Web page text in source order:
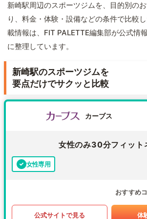
新崎駅周辺のスポーツジムを、目的別の
り、料金・体験・設備などの条件で比較
載情報は、FIT PALETTE編集部が公式情
に整理しています。
新崎駅のスポーツジムを
要点だけでサクッと比較
カーブス
女性のみ30分フィット
女性専用
おすすめ
公式サイトで見る 体